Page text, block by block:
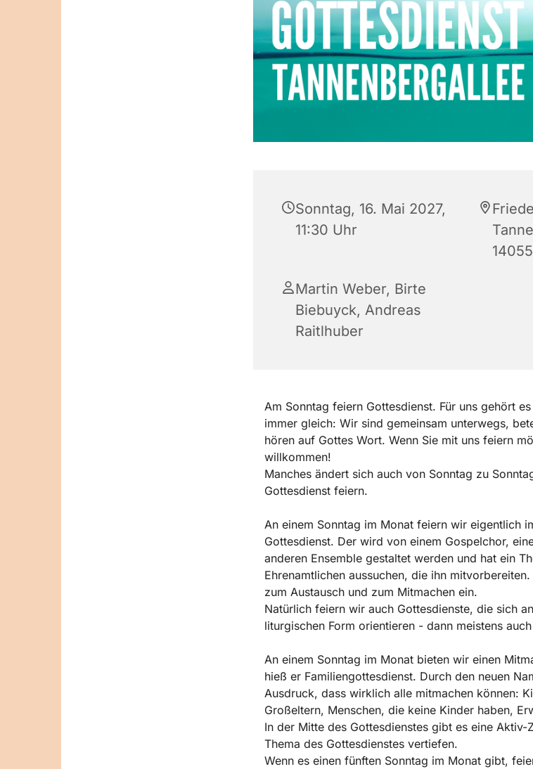
Sonntag, 16. Mai 2027,
11:30 Uhr
Martin Weber, Birte
Biebuyck, Andreas
Raitlhuber
Am Sonntag feiern Gottesdienst. Für uns gehört
immer gleich: Wir sind gemeinsam unterwegs,
hören auf Gottes Wort. Wenn Sie mit uns feiern
willkommen!
Manches ändert sich auch von Sonntag zu
Gottesdienst feiern.
An einem Sonntag im Monat feiern wir eigentlich
Gottesdienst. Der wird von einem Gospelchor,
anderen Ensemble gestaltet werden und hat ein
Ehrenamtlichen aussuchen, die ihn
zum Austausch und zum Mitmachen ein.
Natürlich feiern wir auch Gottesdienste, die sich
liturgischen Form orientieren - dann meistens
An einem Sonntag im Monat bieten wir einen
hieß er Familiengottesdienst. Durch den neuen
Ausdruck, dass wirklich alle mitmachen können:
Großeltern, Menschen, die keine Kinder haben,
In der Mitte des Gottesdienstes gibt es eine Aktiv-
Thema des Gottesdienstes vertiefen.
Wenn es einen fünften Sonntag im Monat gibt,